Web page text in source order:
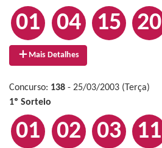
01 04 15 20
Mais Detalhes
Concurso: 138 - 25/03/2003 (Terça)
1º Sorteio
01 02 03 11